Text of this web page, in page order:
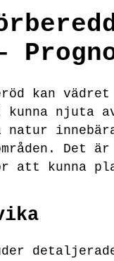
kan
njuta
natur
Det
att kunna